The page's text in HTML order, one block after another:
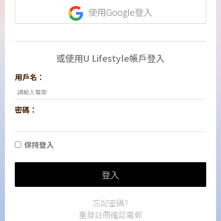
使用Google登入
或使用U Lifestyle帳戶登入
用戶名：
密碼：
保持登入
登入
忘記密碼?
重發註冊確認電郵